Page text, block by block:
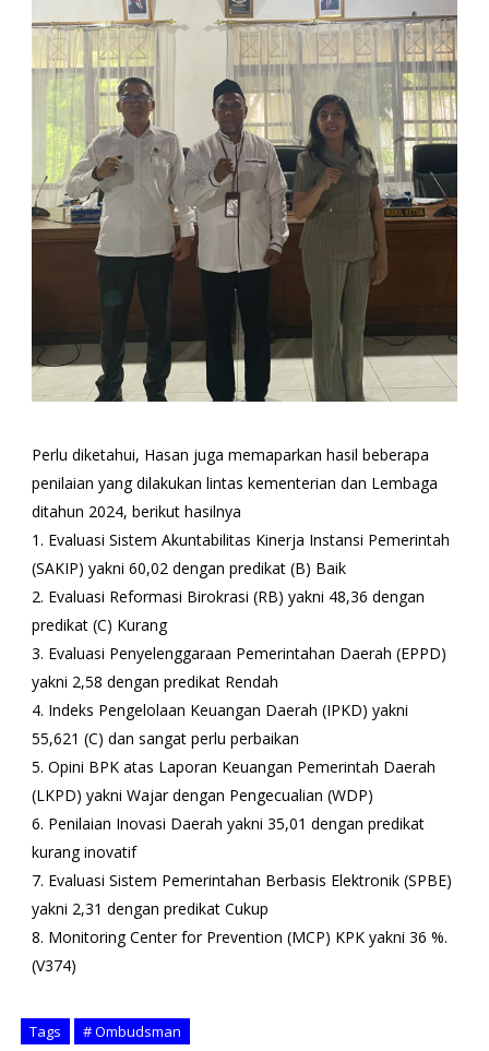
Perlu diketahui, Hasan juga memaparkan hasil beberapa
penilaian yang dilakukan lintas kementerian dan Lembaga
ditahun 2024, berikut hasilnya
1. Evaluasi Sistem Akuntabilitas Kinerja Instansi Pemerintah
(SAKIP) yakni 60,02 dengan predikat (B) Baik
2. Evaluasi Reformasi Birokrasi (RB) yakni 48,36 dengan
predikat (C) Kurang
3. Evaluasi Penyelenggaraan Pemerintahan Daerah (EPPD)
yakni 2,58 dengan predikat Rendah
4. Indeks Pengelolaan Keuangan Daerah (IPKD) yakni
55,621 (C) dan sangat perlu perbaikan
5. Opini BPK atas Laporan Keuangan Pemerintah Daerah
(LKPD) yakni Wajar dengan Pengecualian (WDP)
6. Penilaian Inovasi Daerah yakni 35,01 dengan predikat
kurang inovatif
7. Evaluasi Sistem Pemerintahan Berbasis Elektronik (SPBE)
yakni 2,31 dengan predikat Cukup
8. Monitoring Center for Prevention (MCP) KPK yakni 36 %.
(V374)
Tags # Ombudsman